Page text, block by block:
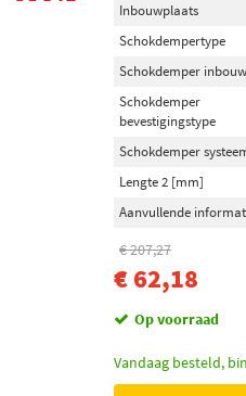
Inbouwplaats
Schokdempertype
Schokdemper
Schokdemper
bevestigingstype
Schokdemper
Lengte 2 [mm]
Aanvullende
€ 207,27
€ 62,18
Op voorraad
Vandaag besteld,